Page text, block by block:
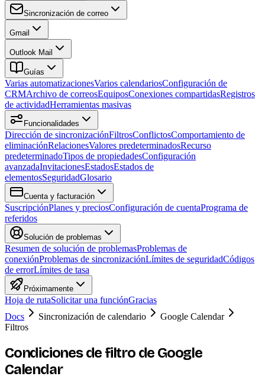
Sincronización de correo
Gmail
Outlook Mail
Guías
Varias automatizacionesVarios calendariosConfiguración de
CRMArchivo de correosEquiposConexiones compartidasRegistros
de actividadHerramientas masivas
Funcionalidades
Dirección de sincronizaciónFiltrosConflictosComportamiento de
eliminaciónRelacionesValores predeterminadosRecurso
predeterminadoTipos de propiedadesConfiguración
avanzadaInvitacionesEstadosEstados de
elementosSeguridadGlosario
Cuenta y facturación
SuscripciónPlanes y preciosConfiguración de cuentaPrograma de
referidos
Solución de problemas
Resumen de solución de problemasProblemas de
conexiónProblemas de sincronizaciónLímites de seguridadCódigos
de errorLímites de tasa
Próximamente
Hoja de rutaSolicitar una funciónGracias
Docs
Sincronización de calendario
Google Calendar
Filtros
Condiciones de filtro de Google
Calendar